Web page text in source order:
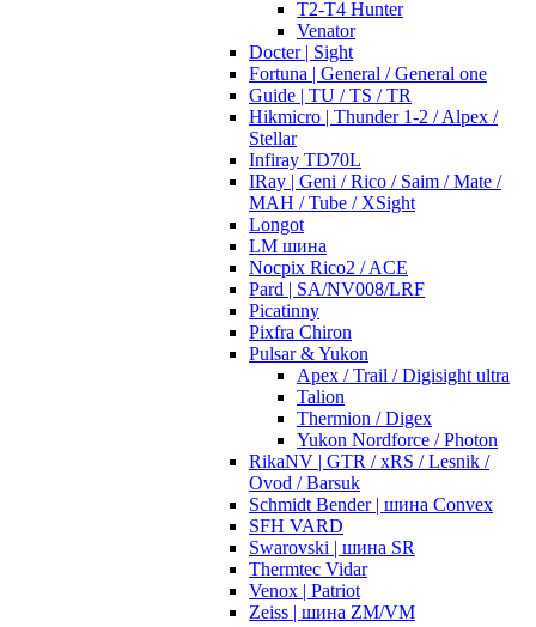
T2-T4 Hunter
Venator
Docter | Sight
Fortuna | General / General one
Guide | TU / TS / TR
Hikmicro | Thunder 1-2 / Alpex /
Stellar
Infiray TD70L
IRay | Geni / Rico / Saim / Mate /
MAH / Tube / XSight
Longot
LM шина
Nocpix Rico2 / ACE
Pard | SA/NV008/LRF
Picatinny
Pixfra Chiron
Pulsar & Yukon
Apex / Trail / Digisight ultra
Talion
Thermion / Digex
Yukon Nordforce / Photon
RikaNV | GTR / xRS / Lesnik /
Ovod / Barsuk
Schmidt Bender | шина Convex
SFH VARD
Swarovski | шина SR
Thermtec Vidar
Venox | Patriot
Zeiss | шина ZM/VM